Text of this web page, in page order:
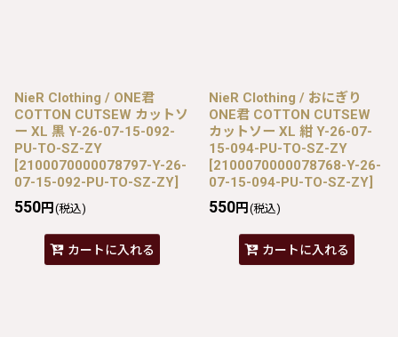
NieR Clothing / ONE君
COTTON CUTSEW カットソ
ー XL 黒 Y-26-07-15-092-
PU-TO-SZ-ZY
[2100070000078797-Y-26-
07-15-092-PU-TO-SZ-ZY]
550円 (税込)
カートに入れる
NieR Clothing / おにぎり
ONE君 COTTON CUTSEW
カットソー XL 紺 Y-26-07-
15-094-PU-TO-SZ-ZY
[2100070000078768-Y-26-
07-15-094-PU-TO-SZ-ZY]
550円 (税込)
カートに入れる